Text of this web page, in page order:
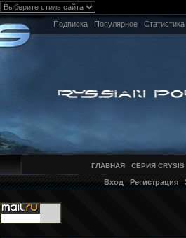
Подписка Популярное Статистика
ГЛАВНАЯ СЕРИЯ CRYSIS
Вход Регистрация